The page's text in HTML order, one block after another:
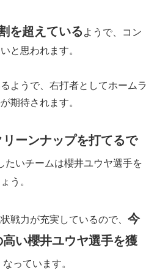
を超えている ようで、コン
と思われます。
ようで、右打者としてホームラ
期待されます。
ーンナップを打てるで
たいチームは櫻井ユウヤ選手を
う。
戦力が充実しているので、 今
い櫻井ユウヤ選手を獲
なっています。